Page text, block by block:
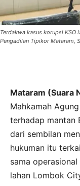
Terdakwa kasus korupsi KSO
Pengadilan Tipikor Mataram,
Mataram (Suara
Mahkamah
terhadap mantan
dari sembilan
hukuman itu
sama
lahan Lombok